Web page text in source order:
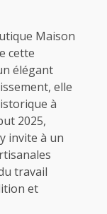
Maison
cette
élégant
elle
à
2025,
invite à un
travail
et